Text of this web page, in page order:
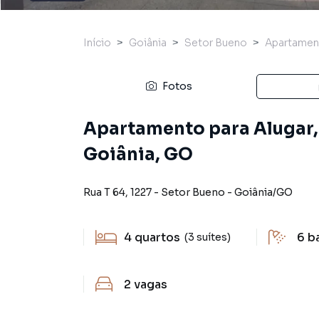
Início Goiânia Setor Bueno
Fotos
Apartamento para
Goiânia, GO
Rua T 64, 1227 - Setor Bueno - Goiânia/GO
4 quartos (3 suítes) 6
2 vagas